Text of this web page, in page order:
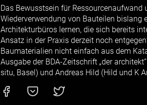
Das Bewusstsein für
Wiederverwendung von Bauteilen bislang
Architekturbüros lernen, die sich bereits
Ansatz in der Praxis derzeit noch
Baumaterialien nicht einfach aus dem
Ausgabe der BDA-Zeitschrift „der
situ, Basel) und Andreas Hild (Hild und K